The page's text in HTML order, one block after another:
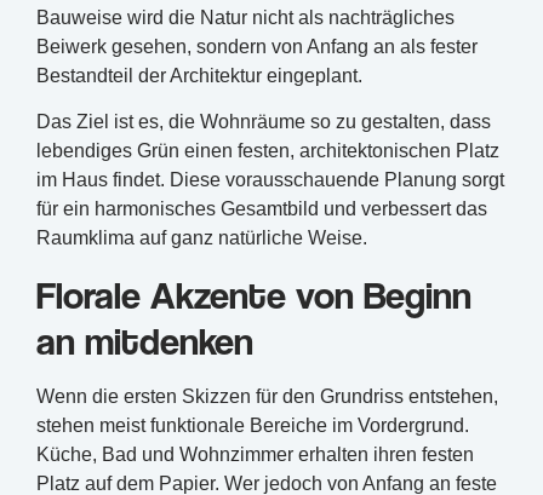
Bauweise wird die Natur nicht als nachträgliches
Beiwerk gesehen, sondern von Anfang an als fester
Bestandteil der Architektur eingeplant.
Das Ziel ist es, die Wohnräume so zu gestalten, dass
lebendiges Grün einen festen, architektonischen Platz
im Haus findet. Diese vorausschauende Planung sorgt
für ein harmonisches Gesamtbild und verbessert das
Raumklima auf ganz natürliche Weise.
Florale Akzente von Beginn
an mitdenken
Wenn die ersten Skizzen für den Grundriss entstehen,
stehen meist funktionale Bereiche im Vordergrund.
Küche, Bad und Wohnzimmer erhalten ihren festen
Platz auf dem Papier. Wer jedoch von Anfang an feste